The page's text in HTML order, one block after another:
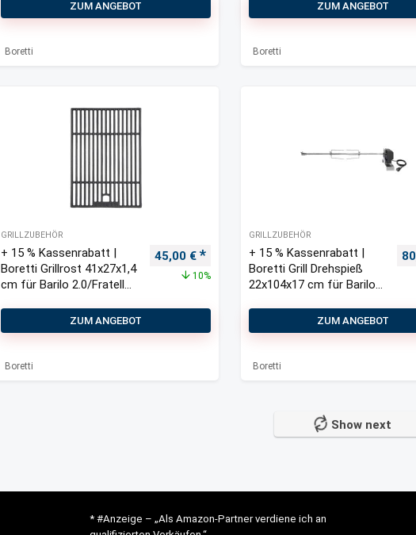
ZUM ANGEBOT
Boretti
ZUM ANGEBOT
Boretti
GRILLZUBEHÖR
+ 15 % Kassenrabatt |
Boretti Grillrost 41x27x1,4
cm für Barilo 2.0/Fratello
Ursprünglicher Preis war: 50,00 €
45,00 € Aktueller Preis ist: 45,00 €.
10%
ZUM ANGEBOT
Boretti
GRILLZUBEHÖR
+ 15 % Kassenrabatt |
Boretti Grill Drehspieß
22x104x17 cm für Barilo
ZUM ANGEBOT
Boretti
Show next
* #Anzeige – „Als Amazon-Partner verdiene ich an